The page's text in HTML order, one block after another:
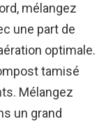
mélangez
une part de
optimale.
tamisé
Mélangez
un grand